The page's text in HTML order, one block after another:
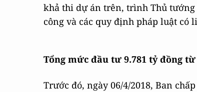
khả thi dự án trên, trình Thủ
công và các quy định pháp luật có
Tổng mức đầu tư 9.781 tỷ đồng
Trước đó, ngày 06/4/2018, Ban